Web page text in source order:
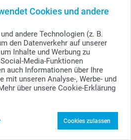
Cookies und andere
andere Technologien (z. B.
den Datenverkehr auf unserer
Inhalte und Werbung zu
Media-Funktionen
auch Informationen über Ihre
mit unseren Analyse-, Werbe- und
über unsere Cookie-Erklärung
Cookies zulassen
- Schweiz Suisse -
(€) inkl. MwSt. und zzgl. Versandkosten.